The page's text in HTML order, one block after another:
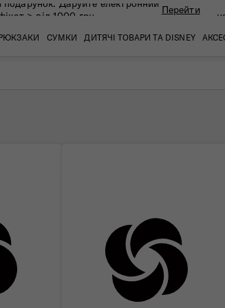
подарунок. Даруйте eлектронний
> від 1000 грн
Перейти
СУМКИ ДИТЯЧІ ТОВАРИ ТА DISNEY